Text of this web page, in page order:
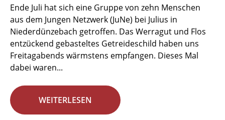
Ende Juli hat sich eine Gruppe von zehn Menschen
aus dem Jungen Netzwerk (JuNe) bei Julius in
Niederdünzebach getroffen. Das Werragut und Flos
entzückend gebasteltes Getreideschild haben uns
Freitagabends wärmstens empfangen. Dieses Mal
dabei waren...
WEITERLESEN